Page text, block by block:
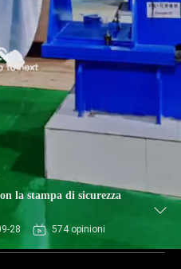
la stampa di sicurezza
28 574 opinioni